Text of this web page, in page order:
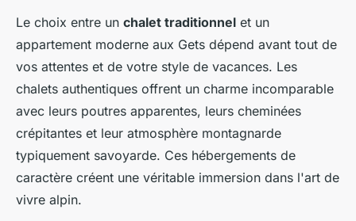
Le choix entre un chalet traditionnel et un
appartement moderne aux Gets dépend avant tout de
vos attentes et de votre style de vacances. Les
chalets authentiques offrent un charme incomparable
avec leurs poutres apparentes, leurs cheminées
crépitantes et leur atmosphère montagnarde
typiquement savoyarde. Ces hébergements de
caractère créent une véritable immersion dans l'art de
vivre alpin.